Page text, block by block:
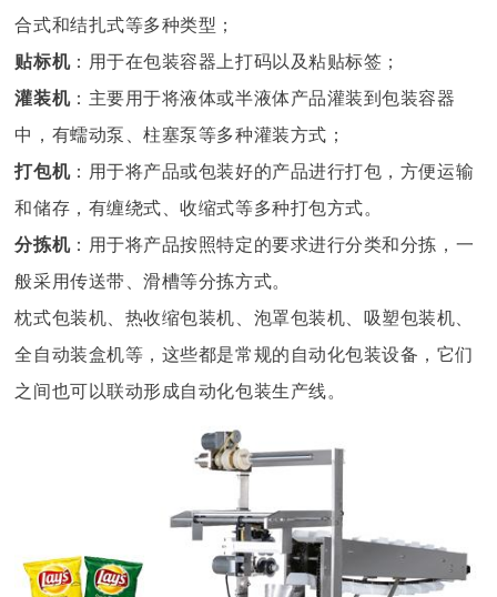
合式和结扎式等多种类型；
贴标机：用于在包装容器上打码以及粘贴标签；
灌装机：主要用于将液体或半液体产品灌装到包装容器
中，有蠕动泵、柱塞泵等多种灌装方式；
打包机：用于将产品或包装好的产品进行打包，方便运输
和储存，有缠绕式、收缩式等多种打包方式。
分拣机：用于将产品按照特定的要求进行分类和分拣，一
般采用传送带、滑槽等分拣方式。
枕式包装机、热收缩包装机、泡罩包装机、吸塑包装机、
全自动装盒机等，这些都是常规的自动化包装设备，它们
之间也可以联动形成自动化包装生产线。